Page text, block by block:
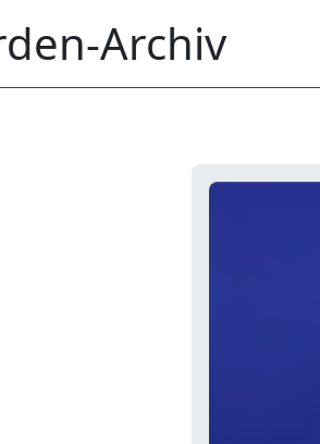
Archiv